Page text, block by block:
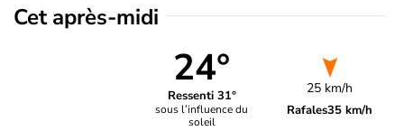
Cet après-midi
24°
Ressenti 31°
sous l’influence du
soleil
25 km/h
Rafales35 km/h